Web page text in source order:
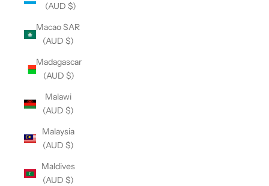
(AUD $)
Macao SAR
(AUD $)
Madagascar
(AUD $)
Malawi
(AUD $)
Malaysia
(AUD $)
Maldives
(AUD $)